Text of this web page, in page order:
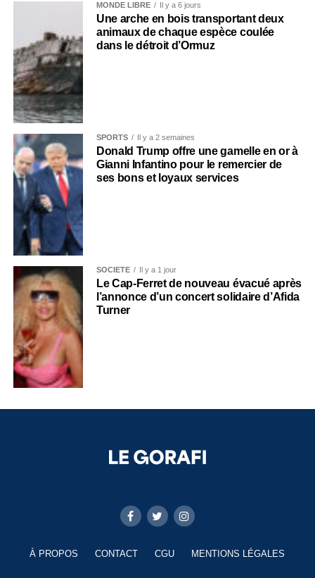
MONDE LIBRE Il y a 6 jours
Une arche en bois transportant deux
animaux de chaque espèce coulée
dans le détroit d’Ormuz
SPORTS Il y a 2 semaines
Donald Trump offre une gamelle en or à
Gianni Infantino pour le remercier de
ses bons et loyaux services
SOCIÉTÉ Il y a 1 jour
Le Cap-Ferret de nouveau évacué après
l’annonce d’un concert solidaire d’Afida
Turner
À PROPOS CONTACT CGU MENTIONS LÉGALES